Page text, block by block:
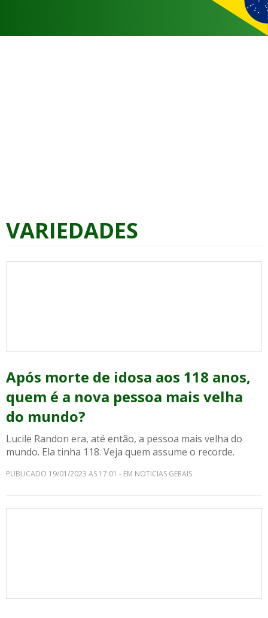
VARIEDADES
Após morte de idosa aos 118 anos,
quem é a nova pessoa mais velha
do mundo?
Lucile Randon era, até então, a pessoa mais velha do
mundo. Ela tinha 118. Veja quem assume o recorde.
PUBLICADO 19/01/2023 AS 17:01 - EM NOTICIAS GERAIS